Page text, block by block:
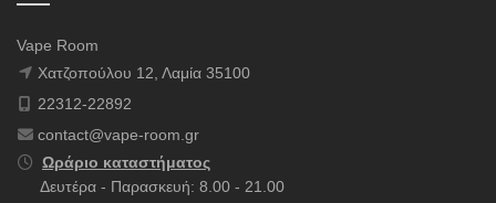
Vape Room
Χατζοπούλου 12, Λαμία 35100
22312-22892
contact@vape-room.gr
Ωράριο καταστήματος
Δευτέρα - Παρασκευή: 8.00 - 21.00